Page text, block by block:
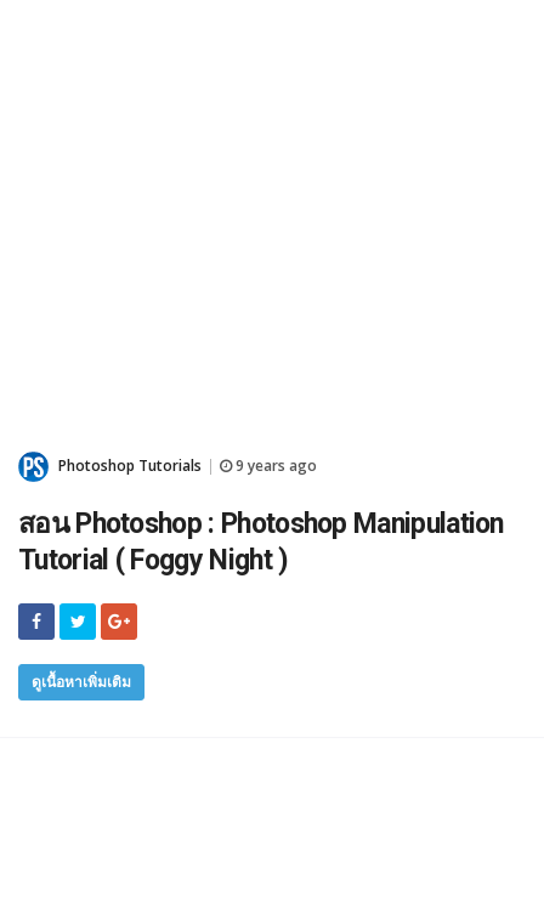
Photoshop Tutorials 9 years ago
สอน Photoshop : Photoshop Manipulation
Tutorial ( Foggy Night )
ดูเนื้อหาเพิ่มเติม